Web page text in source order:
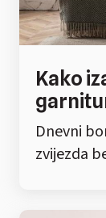
Kako
Dnevni
zvijezda